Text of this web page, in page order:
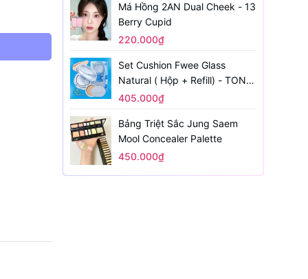
Má Hồng 2AN Dual Cheek - 13
Berry Cupid
220.000₫
Set Cushion Fwee Glass
Natural ( Hộp + Refill) - TONE
1.5
405.000₫
Bảng Triệt Sắc Jung Saem
Mool Concealer Palette
450.000₫